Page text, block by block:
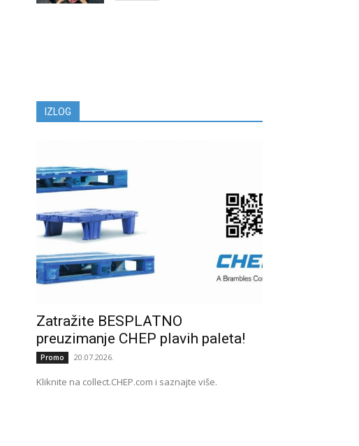
IZLOG
Zatražite BESPLATNO
preuzimanje CHEP plavih paleta!
Promo 20.07.2026.
Kliknite na collect.CHEP.com i saznajte više.